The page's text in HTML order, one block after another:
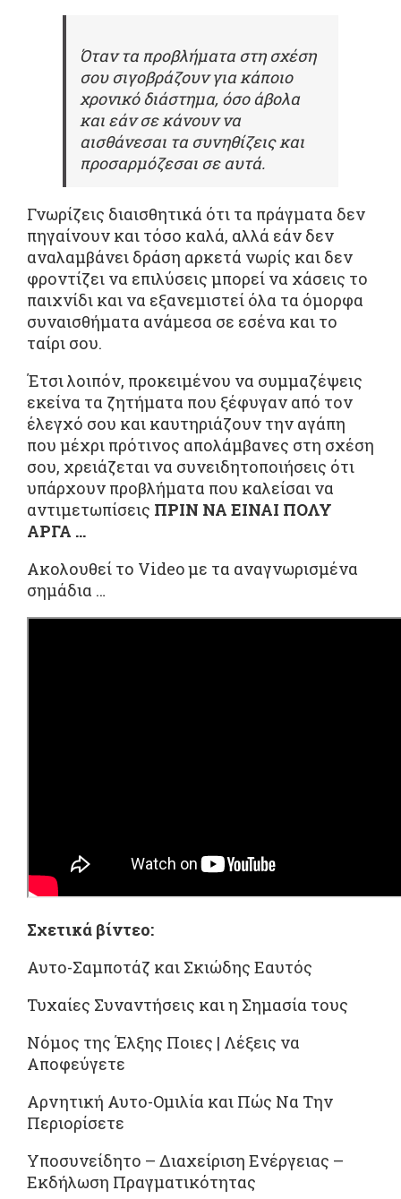
Όταν τα προβλήματα στη σχέση
σου σιγοβράζουν για κάποιο
χρονικό διάστημα, όσο άβολα
και εάν σε κάνουν να
αισθάνεσαι τα συνηθίζεις και
προσαρμόζεσαι σε αυτά.
Γνωρίζεις διαισθητικά ότι τα πράγματα δεν
πηγαίνουν και τόσο καλά, αλλά εάν δεν
αναλαμβάνει δράση αρκετά νωρίς και δεν
φροντίζει να επιλύσεις μπορεί να χάσεις το
παιχνίδι και να εξανεμιστεί όλα τα όμορφα
συναισθήματα ανάμεσα σε εσένα και το
ταίρι σου.
Έτσι λοιπόν, προκειμένου να συμμαζέψεις
εκείνα τα ζητήματα που ξέφυγαν από τον
έλεγχό σου και καυτηριάζουν την αγάπη
που μέχρι πρότινος απολάμβανες στη σχέση
σου, χρειάζεται να συνειδητοποιήσεις ότι
υπάρχουν προβλήματα που καλείσαι να
αντιμετωπίσεις ΠΡΙΝ ΝΑ ΕΙΝΑΙ ΠΟΛΥ
ΑΡΓΑ …
Ακολουθεί το Video με τα αναγνωρισμένα
σημάδια …
Σχετικά βίντεο:
Αυτο-Σαμποτάζ και Σκιώδης Εαυτός
Τυχαίες Συναντήσεις και η Σημασία τους
Νόμος της Έλξης Ποιες | Λέξεις να
Αποφεύγετε
Αρνητική Αυτο-Ομιλία και Πώς Να Την
Περιορίσετε
Υποσυνείδητο – Διαχείριση Ενέργειας –
Εκδήλωση Πραγματικότητας